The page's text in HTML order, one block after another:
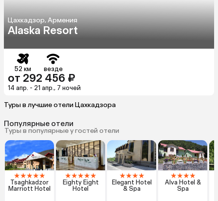
Цахкадзор, Армения
Alaska Resort
52 км везде
от 292 456 ₽
14 апр. - 21 апр., 7 ночей
Туры в лучшие отели Цахкадзора
Популярные отели
Туры в популярные у гостей отели
★★★★★
Tsaghkadzor
Marriott Hotel
★★★★★
Eighty Eight
Hotel
★★★★
Elegant Hotel
& Spa
★★★★
Alva Hotel &
Spa